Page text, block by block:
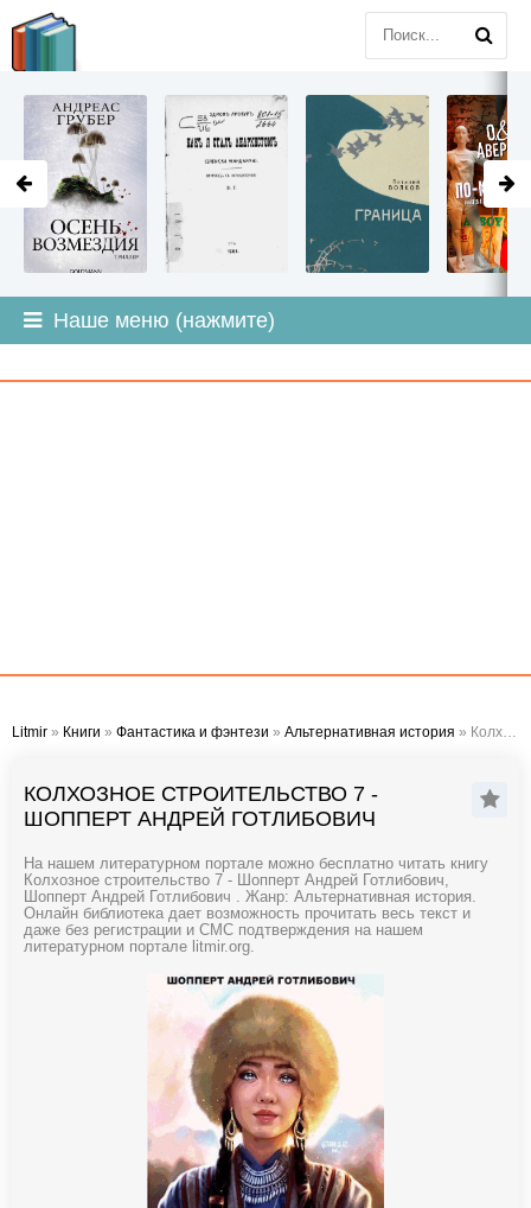
Наше меню (нажмите)
Litmir » Книги » Фантастика и фэнтези » Альтернативная история » Колхозное строительство 7 - Шопперт Андрей Готлибович
КОЛХОЗНОЕ СТРОИТЕЛЬСТВО 7 -
ШОППЕРТ АНДРЕЙ ГОТЛИБОВИЧ
На нашем литературном портале можно бесплатно читать книгу
Колхозное строительство 7 - Шопперт Андрей Готлибович,
Шопперт Андрей Готлибович . Жанр: Альтернативная история.
Онлайн библиотека дает возможность прочитать весь текст и
даже без регистрации и СМС подтверждения на нашем
литературном портале litmir.org.
LITMIR.ORG